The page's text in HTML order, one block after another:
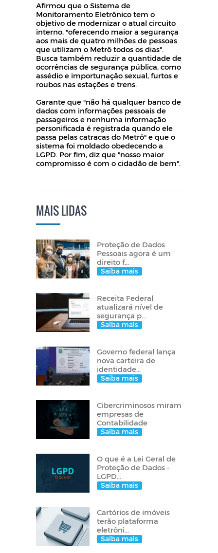
Afirmou que o Sistema de
Monitoramento Eletrônico tem o
objetivo de modernizar o atual circuito
interno, "oferecendo maior a segurança
aos mais de quatro milhões de pessoas
que utilizam o Metrô todos os dias".
Busca também reduzir a quantidade de
ocorrências de segurança pública, como
assédio e importunação sexual, furtos e
roubos nas estações e trens.
Garante que "não há qualquer banco de
dados com informações pessoais de
passageiros e nenhuma informação
personificada é registrada quando ele
passa pelas catracas do Metrô" e que o
sistema foi moldado obedecendo a
LGPD. Por fim, diz que "nosso maior
compromisso é com o cidadão de bem".
MAIS LIDAS
Proteção de Dados
Pessoais agora é um
direito f...
Saiba mais
Receita Federal
atualizará nível de
segurança p...
Saiba mais
Governo federal lança
nova carteira de
identidade...
Saiba mais
Cibercriminosos miram
empresas de
Contabilidade
Saiba mais
O que é a Lei Geral de
Proteção de Dados -
LGPD...
Saiba mais
Cartórios de imóveis
terão plataforma
eletrôni...
Saiba mais